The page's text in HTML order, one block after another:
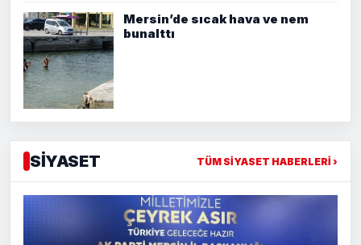
Mersin’de sıcak hava ve nem
bunalttı
SİYASET TÜM SİYASET HABERLERİ ›